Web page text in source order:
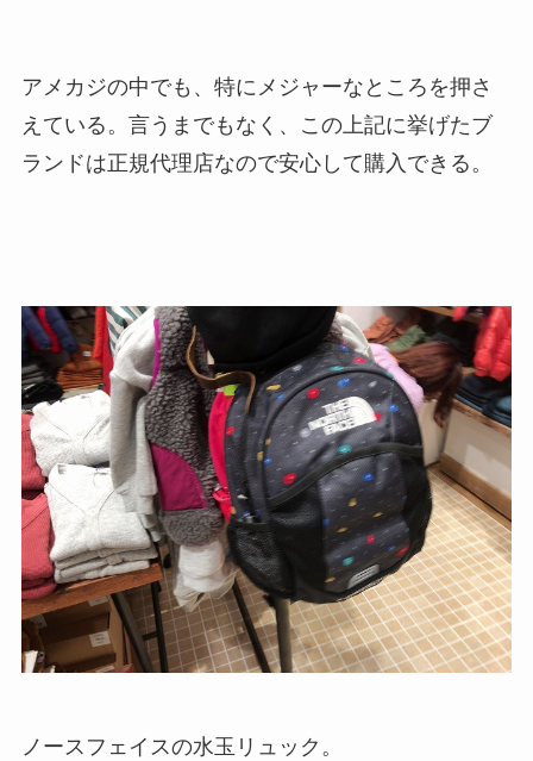
アメカジの中でも、特にメジャーなところを押さ
えている。言うまでもなく、この上記に挙げたブ
ランドは正規代理店なので安心して購入できる。
ノースフェイスの水玉リュック。